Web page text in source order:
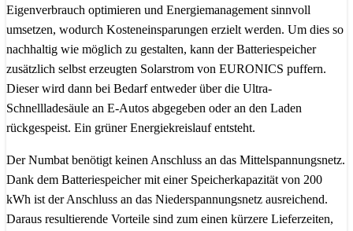
Eigenverbrauch optimieren und Energiemanagement sinnvoll
umsetzen, wodurch Kosteneinsparungen erzielt werden. Um dies so
nachhaltig wie möglich zu gestalten, kann der Batteriespeicher
zusätzlich selbst erzeugten Solarstrom von EURONICS puffern.
Dieser wird dann bei Bedarf entweder über die Ultra-
Schnellladesäule an E-Autos abgegeben oder an den Laden
rückgespeist. Ein grüner Energiekreislauf entsteht.
Der Numbat benötigt keinen Anschluss an das Mittelspannungsnetz.
Dank dem Batteriespeicher mit einer Speicherkapazität von 200
kWh ist der Anschluss an das Niederspannungsnetz ausreichend.
Daraus resultierende Vorteile sind zum einen kürzere Lieferzeiten,